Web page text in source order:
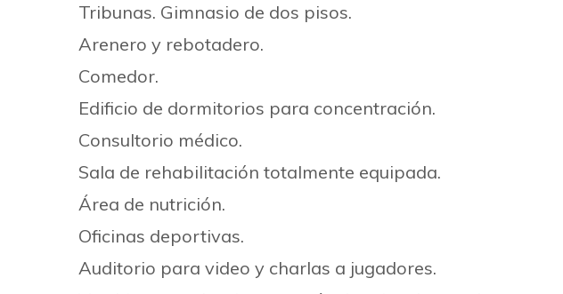
Tribunas. Gimnasio de dos pisos.
Arenero y rebotadero.
Comedor.
Edificio de dormitorios para concentración.
Consultorio médico.
Sala de rehabilitación totalmente equipada.
Área de nutrición.
Oficinas deportivas.
Auditorio para video y charlas a jugadores.